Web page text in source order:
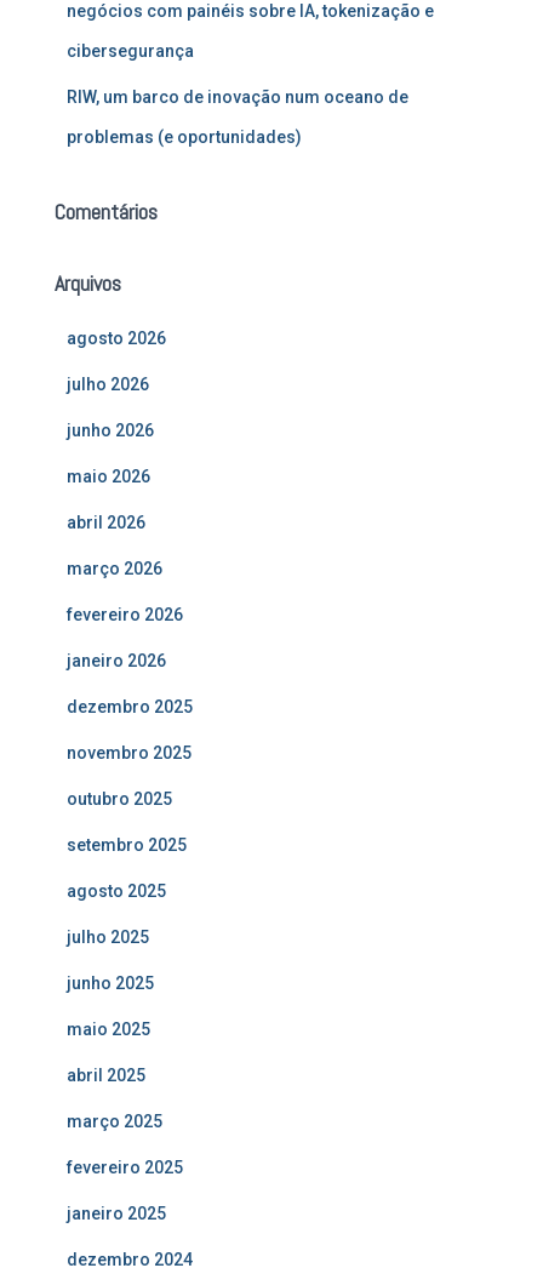
negócios com painéis sobre IA, tokenização e
cibersegurança
RIW, um barco de inovação num oceano de
problemas (e oportunidades)
Comentários
Arquivos
agosto 2026
julho 2026
junho 2026
maio 2026
abril 2026
março 2026
fevereiro 2026
janeiro 2026
dezembro 2025
novembro 2025
outubro 2025
setembro 2025
agosto 2025
julho 2025
junho 2025
maio 2025
abril 2025
março 2025
fevereiro 2025
janeiro 2025
dezembro 2024